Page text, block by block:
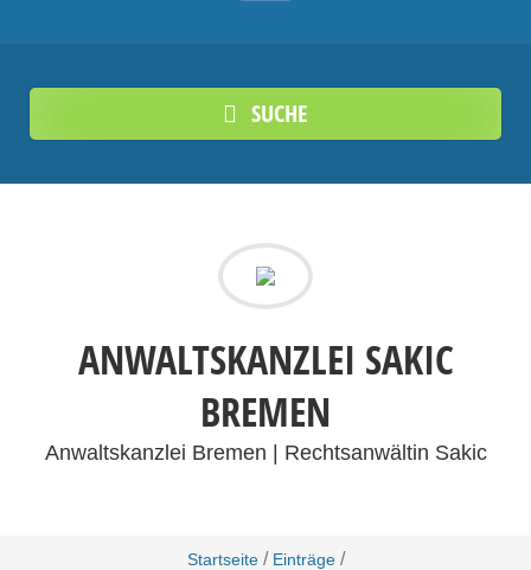
SUCHE
ANWALTSKANZLEI SAKIC
BREMEN
Anwaltskanzlei Bremen | Rechtsanwältin Sakic
Startseite / Einträge /